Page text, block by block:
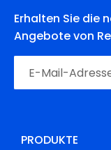
Erhalten Sie die
Angebote von
PRODUKTE